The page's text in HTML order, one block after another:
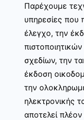
Παρέχουμε
υπηρεσίες που
έλεγχο, την
σχεδίων, την
έκδοση
την
ηλεκτρονικής
αποτελεί πλέον